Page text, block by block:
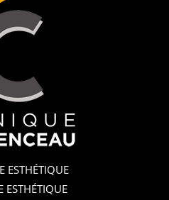
ESTHÉTIQUE
ESTHÉTIQUE